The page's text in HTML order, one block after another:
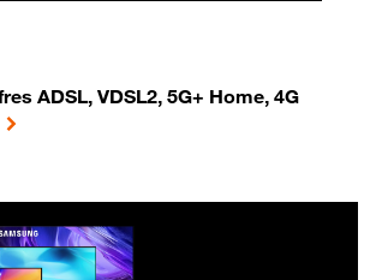
ADSL, VDSL2, 5G+ Home, 4G